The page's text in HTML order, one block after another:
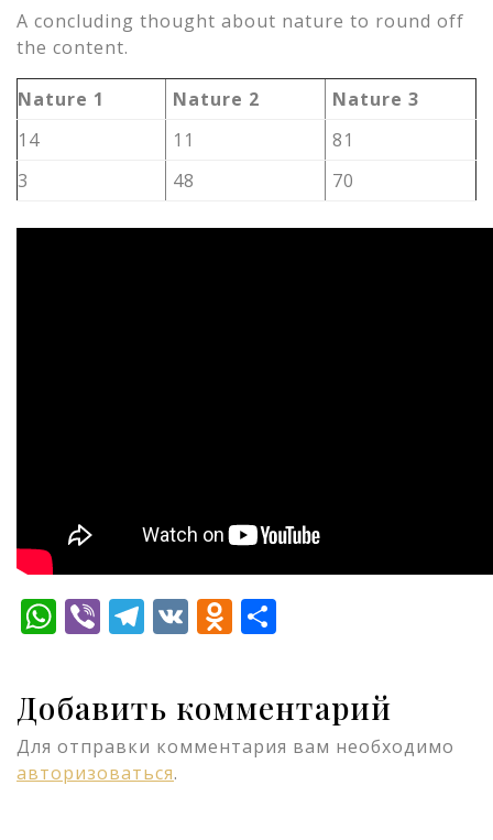
A concluding thought about nature to round off
the content.
Nature 1 Nature 2
Nature 3
14
11
81
3
48 70
WhatsApp
ViberTelegram
VKOdnoklassniki
Добавить комментарий
Для отправки комментария вам необходимо
авторизоваться.